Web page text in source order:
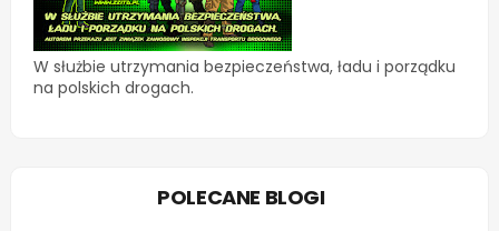
W służbie utrzymania bezpieczeństwa, ładu i porządku
na polskich drogach.
POLECANE BLOGI